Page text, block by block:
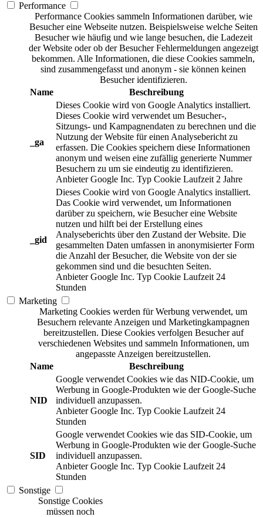
Performance
Performance Cookies sammeln Informationen darüber, wie
Besucher eine Webseite nutzen. Beispielsweise welche Seiten
Besucher wie häufig und wie lange besuchen, die Ladezeit
der Website oder ob der Besucher Fehlermeldungen angezeigt
bekommen. Alle Informationen, die diese Cookies sammeln,
sind zusammengefasst und anonym - sie können keinen
Besucher identifizieren.
Name
Beschreibung
_ga
Dieses Cookie wird von Google Analytics installiert.
Dieses Cookie wird verwendet um Besucher-,
Sitzungs- und Kampagnendaten zu berechnen und die
Nutzung der Website für einen Analysebericht zu
erfassen. Die Cookies speichern diese Informationen
anonym und weisen eine zufällig generierte Nummer
Besuchern zu um sie eindeutig zu identifizieren.
Anbieter Google Inc. Typ Cookie Laufzeit 2 Jahre
_gid
Dieses Cookie wird von Google Analytics installiert.
Das Cookie wird verwendet, um Informationen
darüber zu speichern, wie Besucher eine Website
nutzen und hilft bei der Erstellung eines
Analyseberichts über den Zustand der Website. Die
gesammelten Daten umfassen in anonymisierter Form
die Anzahl der Besucher, die Website von der sie
gekommen sind und die besuchten Seiten.
Anbieter Google Inc. Typ Cookie Laufzeit 24
Stunden
Marketing
Marketing Cookies werden für Werbung verwendet, um
Besuchern relevante Anzeigen und Marketingkampagnen
bereitzustellen. Diese Cookies verfolgen Besucher auf
verschiedenen Websites und sammeln Informationen, um
angepasste Anzeigen bereitzustellen.
Name
Beschreibung
NID
Google verwendet Cookies wie das NID-Cookie, um
Werbung in Google-Produkten wie der Google-Suche
individuell anzupassen.
Anbieter Google Inc. Typ Cookie Laufzeit 24
Stunden
SID
Google verwendet Cookies wie das SID-Cookie, um
Werbung in Google-Produkten wie der Google-Suche
individuell anzupassen.
Anbieter Google Inc. Typ Cookie Laufzeit 24
Stunden
Sonstige
Sonstige Cookies
müssen noch